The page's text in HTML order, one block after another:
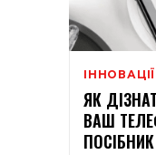
ІННОВАЦІЇ
ЯК
ВАШ
ПОСІБНИК